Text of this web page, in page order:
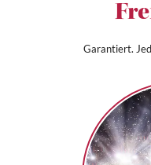
Garantiert.